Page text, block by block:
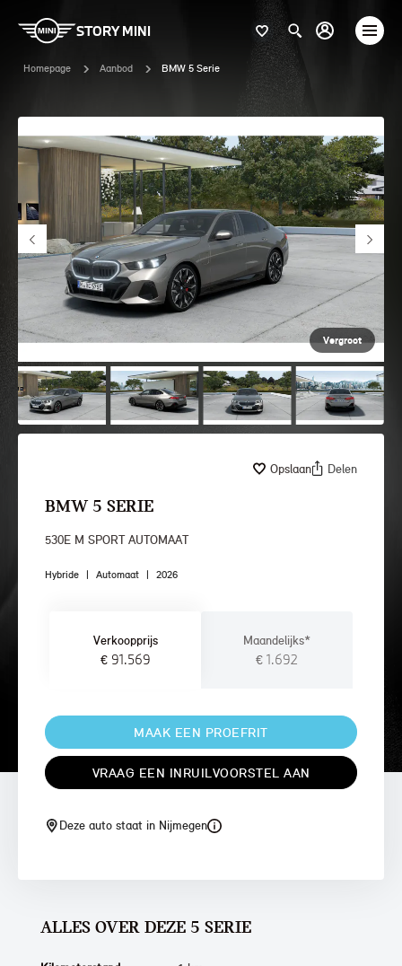
STORY MINI
Homepage Aanbod BMW 5 Serie
Vergroot
Opslaan Delen
BMW 5 SERIE
530E M SPORT AUTOMAAT
Hybride | Automaat | 2026
Verkoopprijs
€ 91.569
Maandelijks*
€ 1.692
MAAK EEN PROEFRIT
VRAAG EEN INRUILVOORSTEL AAN
Deze auto staat in Nijmegen
ALLES OVER DEZE 5 SERIE